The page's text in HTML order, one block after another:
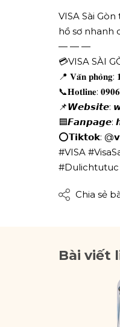
VISA Sài
hồ sơ nhanh
— — —
💳VISA SÀI
📍 𝐕𝐚̆𝐧
📞𝐇𝐨𝐭𝐥𝐢𝐧𝐞:
📌𝙒𝙚𝙗𝙨𝙞𝙩𝙚:
🟦𝙁𝙖𝙣𝙥𝙖𝙜𝙚:
⭕𝗧𝗶𝗸𝘁𝗼𝗸:
#VISA
#Dulichtutuc
Chia sẻ
Bài viết